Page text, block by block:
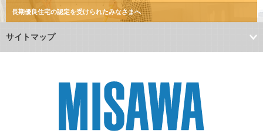
長期優良住宅の認定を受けられたみなさまへ
サイトマップ